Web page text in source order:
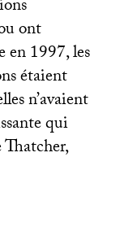
ont
en 1997, les
étaient
n’avaient
qui
Thatcher,